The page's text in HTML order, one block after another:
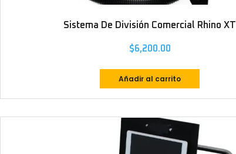
Sistema De División Comercial Rhino XT
$6,200.00
Añadir al carrito